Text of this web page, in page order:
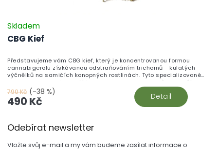
CBG Kief
Skladem
790 Kč (-38 %)
490 Kč Detail
Představujeme vám CBG kief, který je koncentrovanou formou
cannabigerolu získávanou odstraňováním trichomů - kulatých
výčnělků na samičích konopných rostlinách. Tyto specializované
struktury obsahují nejvyšší koncentrace kanabinoidů. Kief můžete
získat pomocí tříkomorové drtičky nebo profesionální extrakcí za
použití suchého ledu.
Odebírat newsletter
Vložte svůj e-mail a my vám budeme zasílat informace o